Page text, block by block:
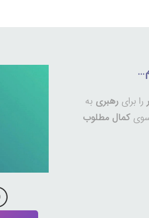
را برای رهبری به
کمال مطلوب